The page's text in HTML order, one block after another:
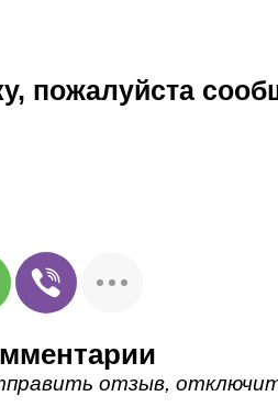
пожалуйста
отзыв,